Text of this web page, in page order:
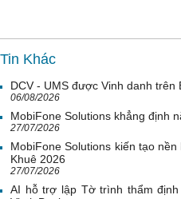
Tin Khác
DCV - UMS được Vinh danh
06/08/2026
MobiFone Solutions khẳng định
27/07/2026
MobiFone Solutions kiến tạo
Khuê 2026
27/07/2026
AI hỗ trợ lập Tờ trình thẩm